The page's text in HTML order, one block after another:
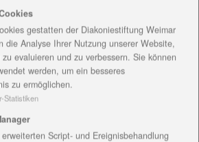
in Rufbereitschaft. „Mit unseren
dafür, dass die Menschen auch
bei Krankheit weiterhin ein
führen können, auch wenn sie
oder
Hilfe angewiesen sind“, sagt
damit Chefin von 45
gestatten der Diakoniestiftung Weimar
die Analyse Ihrer Nutzung unserer Website,
evaluieren und zu verbessern. Sie können
werden, um ein besseres
zu ermöglichen.
Statistiken
Script- und Ereignisbehandlung